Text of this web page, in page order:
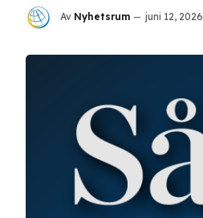
Av Nyhetsrum juni 12, 2026